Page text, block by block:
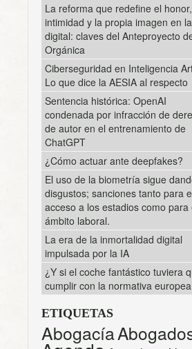
La reforma que redefine el
intimidad y la propia imagen en
digital: claves del Anteproyecto
Orgánica
Ciberseguridad en Inteligencia
Lo que dice la AESIA al respecto
Sentencia histórica: OpenAI
condenada por infracción de
de autor en el entrenamiento de
ChatGPT
¿Cómo actuar ante deepfakes?
El uso de la biometría sigue
disgustos; sanciones tanto para
acceso a los estadios como para
ámbito laboral.
La era de la inmortalidad digital
impulsada por la IA
¿Y si el coche fantástico tuviera
cumplir con la normativa
ETIQUETAS
Abogacía